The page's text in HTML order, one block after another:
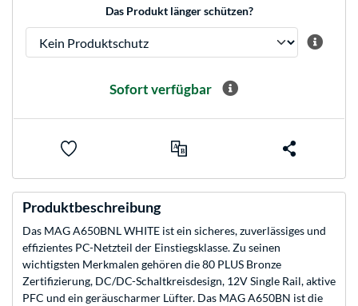
Das Produkt länger schützen?
Sofort verfügbar
Produktbeschreibung
Das MAG A650BNL WHITE ist ein sicheres, zuverlässiges und
effizientes PC-Netzteil der Einstiegsklasse. Zu seinen
wichtigsten Merkmalen gehören die 80 PLUS Bronze
Zertifizierung, DC/DC-Schaltkreisdesign, 12V Single Rail, aktive
PFC und ein geräuscharmer Lüfter. Das MAG A650BN ist die